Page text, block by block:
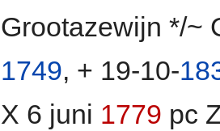
Grootazewijn */~
1749, + 19-10-
X 6 juni 1779 pc